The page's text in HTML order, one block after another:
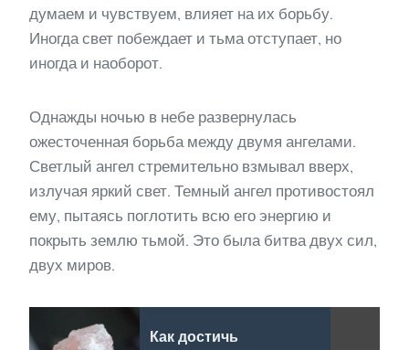
думаем и чувствуем, влияет на их борьбу.
Иногда свет побеждает и тьма отступает, но
иногда и наоборот.
Однажды ночью в небе развернулась
ожесточенная борьба между двумя ангелами.
Светлый ангел стремительно взмывал вверх,
излучая яркий свет. Темный ангел противостоял
ему, пытаясь поглотить всю его энергию и
покрыть землю тьмой. Это была битва двух сил,
двух миров.
Как достичь